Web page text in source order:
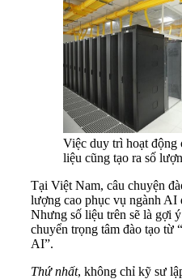
Việc duy trì hoạt động
liệu cũng tạo ra số
Tại Việt Nam, câu chuyện
lượng cao phục vụ ngành AI
Nhưng số liệu trên sẽ là gợi
chuyển trọng tâm đào tạo từ
AI”.
Thứ nhất, không chỉ kỹ sư